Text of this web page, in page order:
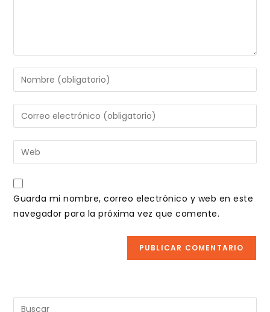
Introduce
tu
nombre
de
usuario
para
comentar
Introduce
tu
dirección
de
electrónico
para
comentar
Introduce
la
URL
de
Guarda mi nombre, correo electrónico y web en este
navegador para la próxima vez que comente.